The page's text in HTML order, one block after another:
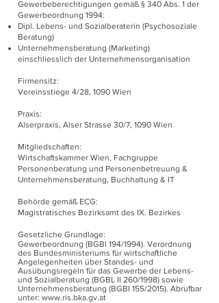
Gewerbeberechtigungen gemäß § 340 Abs. 1 der
Gewerbeordnung 1994:
Dipl. Lebens- und Sozialberaterin (Psychosoziale
Beratung)
Unternehmensberatung (Marketing)
einschliesslich der Unternehmensorganisation
Firmensitz:
Vereinsstiege 4/28, 1090 Wien
Praxis:
Alserpraxis, Alser Strasse 30/7, 1090 Wien
Mitgliedschaften:
Wirtschaftskammer Wien, Fachgruppe
Personenberatung und Personenbetreuung &
Unternehmensberatung, Buchhaltung & IT
Behörde gemäß ECG:
Magistratisches Bezirksamt des IX. Bezirkes
Gesetzliche Grundlage:
Gewerbeordnung (BGBl 194/1994). Verordnung
des Bundesministeriums für wirtschaftliche
Angelegenheiten über Standes- und
Ausübungsregeln für das Gewerbe der Lebens-
und Sozialberatung (BGBL II 260/1998) sowie
Unternehmensberatung (BGBI 155/2015). Abrufbar
unter: www.ris.bka.gv.at